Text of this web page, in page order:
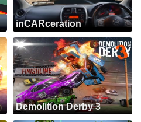
inCARceration
Demolition Derby 3